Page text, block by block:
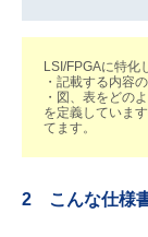
LSI/FPGAに特
・記載する内容
・図、表をどの
を定義していま
てます。
2 こんな仕様